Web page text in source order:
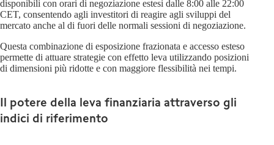
disponibili con orari di negoziazione estesi dalle 8:00 alle 22:00
CET, consentendo agli investitori di reagire agli sviluppi del
mercato anche al di fuori delle normali sessioni di negoziazione.
Questa combinazione di esposizione frazionata e accesso esteso
permette di attuare strategie con effetto leva utilizzando posizioni
di dimensioni più ridotte e con maggiore flessibilità nei tempi.
Il potere della leva finanziaria attraverso gli
indici di riferimento